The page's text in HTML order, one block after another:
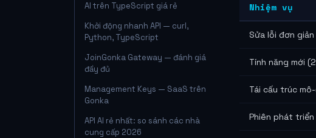
AI trên TypeScript giá rẻ
Khởi động nhanh API — curl,
Python, TypeScript
JoinGonka Gateway — đánh giá
đầy đủ
Management Keys — SaaS trên
Gonka
API AI rẻ nhất: so sánh các nhà
cung cấp 2026
Nhiệm vụ
Sửa lỗi đơn giản
Tính năng mới
Tái cấu trúc
Phiên phát